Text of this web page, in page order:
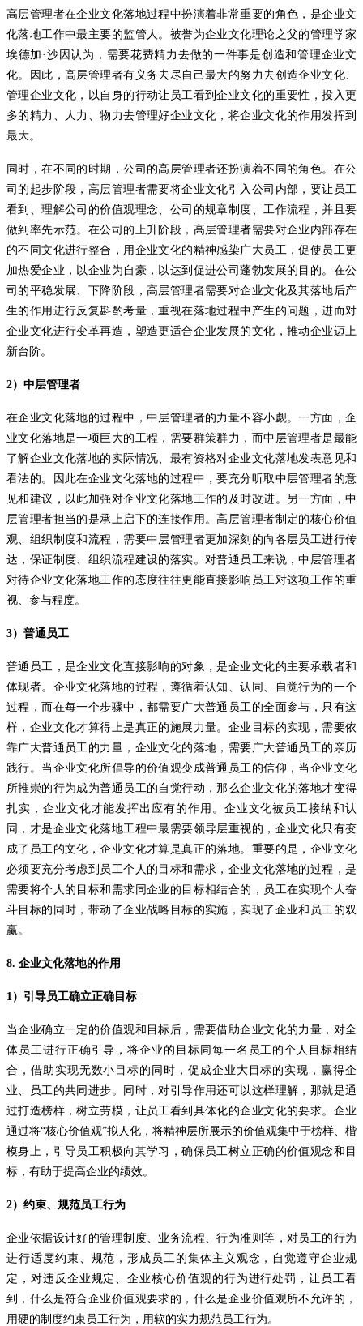
高层管理者在企业文化落地过程中扮演着非常重要的角色，是企业文
化落地工作中最主要的监管人。被誉为企业文化理论之父的管理学家
埃德加 ·沙因认为，需要花费精力去做的一件事是创造和管理企业文
化。因此，高层管理者有义务去尽自己最大的努力去创造企业文化、
管理企业文化，以自身的行动让员工看到企业文化的重要性，投入更
多的精力、人力、物力去管理好企业文化，将企业文化的作用发挥到
最大。
同时，在不同的时期，公司的高层管理者还扮演着不同的角色。在公
司的起步阶段，高层管理者需要将企业文化引入公司内部，要让员工
看到、理解公司的价值观理念、公司的规章制度、工作流程，并且要
做到率先示范。在公司的上升阶段，高层管理者需要对企业内部存在
的不同文化进行整合，用企业文化的精神感染广大员工，促使员工更
加热爱企业，以企业为自豪，以达到促进公司蓬勃发展的目的。在公
司的平稳发展、下降阶段，高层管理者需要对企业文化及其落地后产
生的作用进行反复斟酌考量，重视在落地过程中产生的问题，进而对
企业文化进行变革再造，塑造更适合企业发展的文化，推动企业迈上
新台阶。
2）中层管理者
在企业文化落地的过程中，中层管理者的力量不容小觑。一方面，企
业文化落地是一项巨大的工程，需要群策群力，而中层管理者是最能
了解企业文化落地的实际情况、最有资格对企业文化落地发表意见和
看法的。因此在企业文化落地的过程中，要充分听取中层管理者的意
见和建议，以此加强对企业文化落地工作的及时改进。另一方面，中
层管理者担当的是承上启下的连接作用。高层管理者制定的核心价值
观、组织制度和流程，需要中层管理者更加深刻的向各层员工进行传
达，保证制度、组织流程建设的落实。对普通员工来说，中层管理者
对待企业文化落地工作的态度往往更能直接影响员工对这项工作的重
视、参与程度。
3）普通员工
普通员工，是企业文化直接影响的对象，是企业文化的主要承载者和
体现者。企业文化落地的过程，遵循着认知、认同、自觉行为的一个
过程，而在每一个步骤中，都需要广大普通员工的全面参与，只有这
样，企业文化才算得上是真正的施展力量。企业目标的实现，需要依
靠广大普通员工的力量，企业文化的落地，需要广大普通员工的亲历
践行。当企业文化所倡导的价值观变成普通员工的信仰，当企业文化
所推崇的行为成为普通员工的自觉行动，那么企业文化的落地才变得
扎实，企业文化才能发挥出应有的作用。企业文化被员工接纳和认
同，才是企业文化落地工程中最需要领导层重视的，企业文化只有变
成了员工的文化，企业文化才算是真正的落地。重要的是，企业文化
必须要充分考虑到员工个人的目标和需求，企业文化落地的过程，是
需要将个人的目标和需求同企业的目标相结合的，员工在实现个人奋
斗目标的同时，带动了企业战略目标的实施，实现了企业和员工的双
赢。
8. 企业文化落地的作用
1 ）引导员工确立正确目标
当企业确立一定的价值观和目标后，需要借助企业文化的力量，对全
体员工进行正确引导，将企业的目标同每一名员工的个人目标相结
合，借助实现无数小目标的同时，促成企业大目标的实现，赢得企
业、员工的共同进步。同时，对引导作用还可以这样理解，那就是通
过打造榜样，树立劳模，让员工看到具体化的企业文化的要求。企业
通过将“核心价值观”拟人化，将精神层所展示的价值观集中于榜样、楷
模身上，引导员工积极向其学习，确保员工树立正确的价值观念和目
标，有助于提高企业的绩效。
2）约束、规范员工行为
企业依据设计好的管理制度、业务流程、行为准则等，对员工的行为
进行适度约束、规范，形成员工的集体主义观念，自觉遵守企业规
定，对违反企业规定、企业核心价值观的行为进行处罚，让员工看
到，什么是符合企业价值观要求的，什么是企业价值观所不允许的，
用硬的制度约束员工行为，用软的实力规范员工行为。